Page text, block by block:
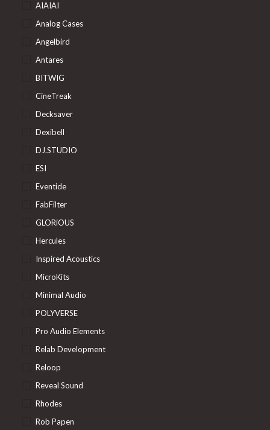
AIAIAI
Analog Cases
Angelbird
Antares
BITWIG
CineTreak
Decksaver
Dexibell
DJ.STUDIO
ESI
Eventide
FabFilter
GLORiOUS
Hercules
Inspired Acoustics
MicroKits
Minimal Audio
POLYVERSE
Pro Audio Elements
Relab Development
Reloop
Reveal Sound
Rhodes
Rob Papen